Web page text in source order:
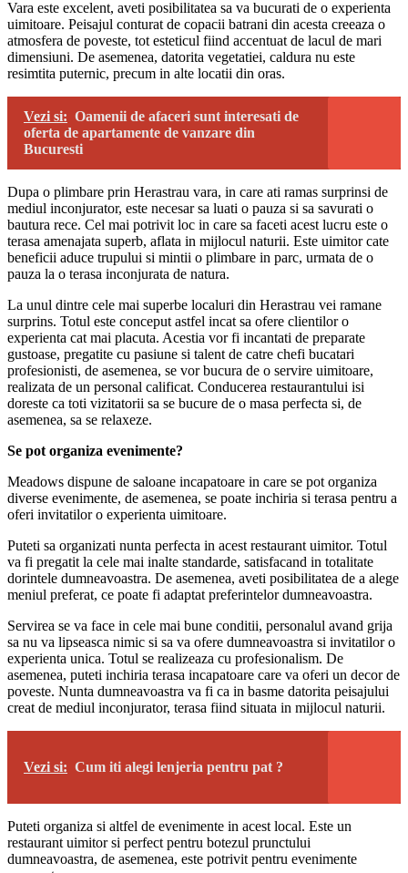
Vara este excelent, aveti posibilitatea sa va bucurati de o experienta
uimitoare. Peisajul conturat de copacii batrani din acesta creeaza o
atmosfera de poveste, tot esteticul fiind accentuat de lacul de mari
dimensiuni. De asemenea, datorita vegetatiei, caldura nu este
resimtita puternic, precum in alte locatii din oras.
Vezi si: Oamenii de afaceri sunt interesati de
oferta de apartamente de vanzare din
Bucuresti
Dupa o plimbare prin Herastrau vara, in care ati ramas surprinsi de
mediul inconjurator, este necesar sa luati o pauza si sa savurati o
bautura rece. Cel mai potrivit loc in care sa faceti acest lucru este o
terasa amenajata superb, aflata in mijlocul naturii. Este uimitor cate
beneficii aduce trupului si mintii o plimbare in parc, urmata de o
pauza la o terasa inconjurata de natura.
La unul dintre cele mai superbe localuri din Herastrau vei ramane
surprins. Totul este conceput astfel incat sa ofere clientilor o
experienta cat mai placuta. Acestia vor fi incantati de preparate
gustoase, pregatite cu pasiune si talent de catre chefi bucatari
profesionisti, de asemenea, se vor bucura de o servire uimitoare,
realizata de un personal calificat. Conducerea restaurantului isi
doreste ca toti vizitatorii sa se bucure de o masa perfecta si, de
asemenea, sa se relaxeze.
Se pot organiza evenimente?
Meadows dispune de saloane incapatoare in care se pot organiza
diverse evenimente, de asemenea, se poate inchiria si terasa pentru a
oferi invitatilor o experienta uimitoare.
Puteti sa organizati nunta perfecta in acest restaurant uimitor. Totul
va fi pregatit la cele mai inalte standarde, satisfacand in totalitate
dorintele dumneavoastra. De asemenea, aveti posibilitatea de a alege
meniul preferat, ce poate fi adaptat preferintelor dumneavoastra.
Servirea se va face in cele mai bune conditii, personalul avand grija
sa nu va lipseasca nimic si sa va ofere dumneavoastra si invitatilor o
experienta unica. Totul se realizeaza cu profesionalism. De
asemenea, puteti inchiria terasa incapatoare care va oferi un decor de
poveste. Nunta dumneavoastra va fi ca in basme datorita peisajului
creat de mediul inconjurator, terasa fiind situata in mijlocul naturii.
Vezi si: Cum iti alegi lenjeria pentru pat ?
Puteti organiza si altfel de evenimente in acest local. Este un
restaurant uimitor si perfect pentru botezul prunctului
dumneavoastra, de asemenea, este potrivit pentru evenimente